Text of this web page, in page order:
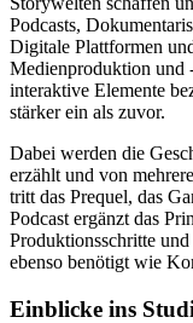
Podcasts,
Digitale Plattformen
Medienproduktion und
interaktive Elemente
stärker ein als zuvor.
Dabei werden die
erzählt und von
tritt das Prequel, das
Podcast ergänzt das
Produktionsschritte
ebenso benötigt wie
Einblicke ins